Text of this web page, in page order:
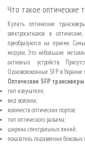
Что такое оптические
Купить оптические
электросигналов в
преобразуются на приеме.
модули. Это небольшие
активных устройств.
Одноволоконные SFP в
Оптические SFP
тип излучателя;
вид волокна;
количеств оптических портов;
тип оптического разъема;
ширина спектральных линий;
показатель подавления боковых